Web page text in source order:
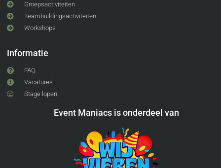
Groepsactiviteiten
Teambuildingsactiviteiten
Workshops
Informatie
FAQ
Vacatures
Stage lopen
Event Maniacs is onderdeel van